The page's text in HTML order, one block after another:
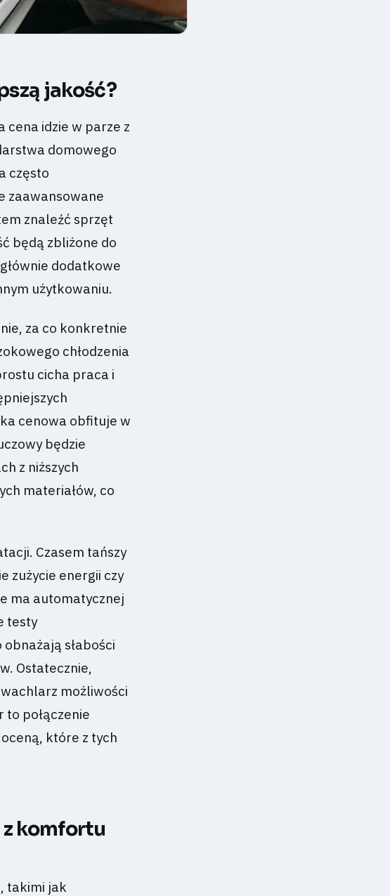
jakość?
cena idzie w parze z
domowego
często
zaawansowane
znaleźć sprzęt
będą zbliżone do
dodatkowe
użytkowaniu.
za co konkretnie
chłodzenia
cicha praca i
cenowa obfituje w
będzie
z niższych
materiałów, co
Czasem tańszy
zużycie energii czy
ma automatycznej
testy
słabości
Ostatecznie,
możliwości
to połączenie
które z tych
z komfortu
takimi jak